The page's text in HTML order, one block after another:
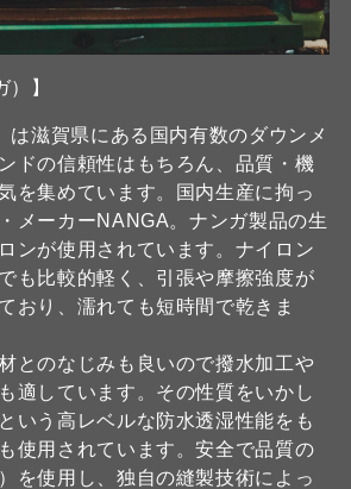
）】
は滋賀県にある国内有数のダウンメ
ドの信頼性はもちろん、品質・機
を集めています。国内生産に拘っ
メーカーNANGA。ナンガ製品の生
ンが使用されています。ナイロン
も比較的軽く、引張や摩擦強度が
おり、濡れても短時間で乾きま
とのなじみも良いので撥水加工や
適しています。その性質をいかし
いう高レベルな防水透湿性能をも
使用されています。安全で品質の
を使用し、独自の縫製技術によっ